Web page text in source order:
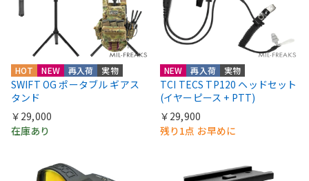
HOT NEW 再入荷 実物
SWIFT OG ポータブル ギアス
タンド
￥29,000
在庫あり
NEW 再入荷 実物
TCI TECS TP120 ヘッドセット
(イヤーピース + PTT)
￥29,900
残り1点 お早めに